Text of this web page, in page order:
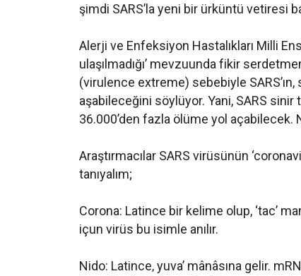
şimdi SARS’la yeni bir ürküntü vetiresi
Alerji ve Enfeksiyon Hastalıkları Milli
ulaşılmadığı’ mevzuunda fikir
(virulence extreme) sebebiyle
aşabileceğini söylüyor. Yani, SARS sinir
36.000’den fazla ölüme yol
Araştırmacılar SARS virüsünün
tanıyalım;
Corona: Latince bir kelime olup, ‘tac’
içun virüs bu isimle anılır.
Nido: Latince‚ yuva’ mânâsına gelir.